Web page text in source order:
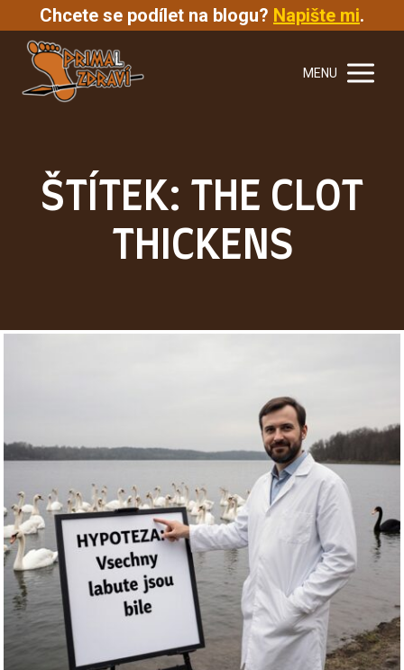
Chcete se podílet na blogu? Napište mi.
MENU
ŠTÍTEK: THE CLOT
THICKENS